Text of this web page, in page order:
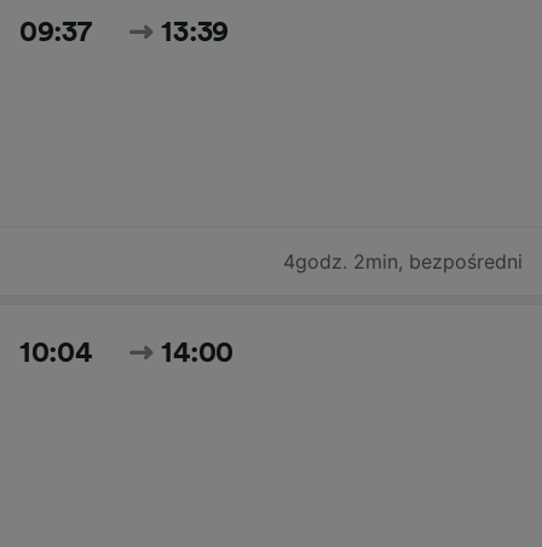
09:37 13:39
4godz. 2min, bezpośredni
10:04 14:00